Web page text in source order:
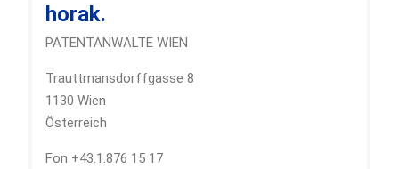
horak.
PATENTANWÄLTE WIEN
Trauttmansdorffgasse 8
1130 Wien
Österreich
Fon +43.1.876 15 17